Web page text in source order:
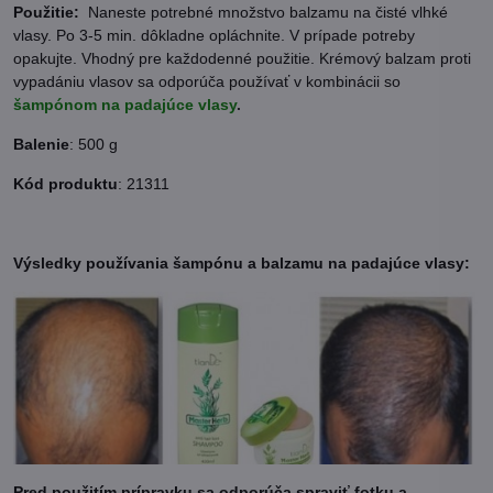
Použitie: Naneste potrebné množstvo balzamu na čisté vlhké
vlasy. Po 3-5 min. dôkladne opláchnite. V prípade potreby
opakujte. Vhodný pre každodenné použitie. Krémový balzam proti
vypadániu vlasov sa odporúča používať v kombinácii so
šampónom na padajúce vlasy.
Balenie: 500 g
Kód produktu: 21311
Výsledky používania šampónu a balzamu na padajúce vlasy: